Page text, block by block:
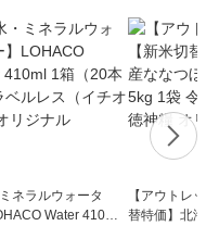
ミネラルウォータ
Water 410ml
【アウトレッ
替特価】北海